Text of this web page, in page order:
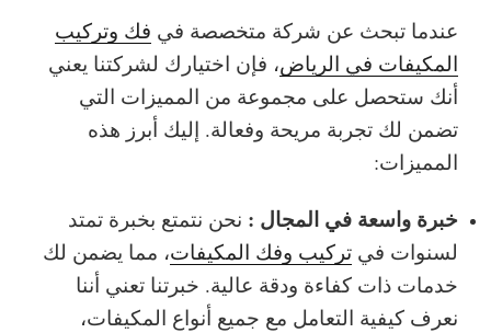
عندما تبحث عن شركة متخصصة في فك وتركيب
المكيفات في الرياض، فإن اختيارك لشركتنا يعني
أنك ستحصل على مجموعة من المميزات التي
تضمن لك تجربة مريحة وفعالة. إليك أبرز هذه
المميزات:
خبرة واسعة في المجال : نحن نتمتع بخبرة تمتد
لسنوات في تركيب وفك المكيفات، مما يضمن لك
خدمات ذات كفاءة ودقة عالية. خبرتنا تعني أننا
نعرف كيفية التعامل مع جميع أنواع المكيفات،